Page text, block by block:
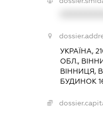
УКРАЇНА,
ОБЛ.,
ВІННИЦЯ,
БУДИНОК